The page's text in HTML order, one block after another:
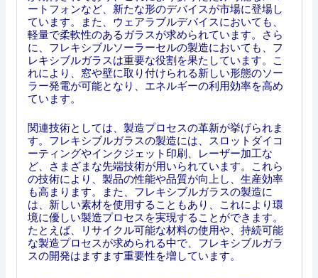
ートフォンなど、新たな形のデバイスが市場に登場し
ています。また、ウェアラブルデバイスにおいても、
軽量で柔軟性のあるガラスが求められています。さら
に、フレキシブルソーラーセルの製造においても、フ
レキシブルガラスは重要な役割を果たしています。こ
れにより、窓や壁に取り付けられる新しい形態のソー
ラー発電が可能となり、エネルギーの利用効率を高め
ています。
関連技術としては、製造プロセスの革新が挙げられま
す。フレキシブルガラスの製造には、スロットダイコ
ーティングやインクジェット印刷、レーザー加工な
ど、さまざまな先端技術が用いられています。これら
の技術により、製品の性能や品質が向上し、生産効率
も高まります。また、フレキシブルガラスの製造に
は、新しい素材を使用することもあり、これにより環
境に優しい製造プロセスを実現することができます。
たとえば、リサイクル可能な材料の使用や、持続可能
な製造プロセスが求められる中で、フレキシブルガラ
スの開発はますます重要性を増しています。